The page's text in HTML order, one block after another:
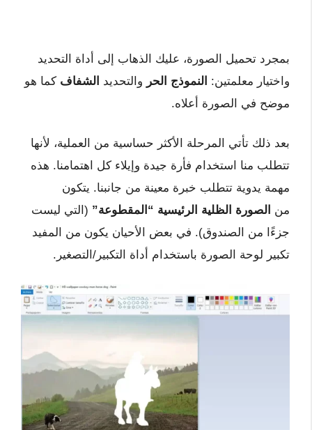
بمجرد تحميل الصورة، عليك الذهاب إلى أداة التحديد
واختيار معلمتين: النموذج الحر والتحديد الشفاف كما هو
موضح في الصورة أعلاه.
بعد ذلك تأتي المرحلة الأكثر حساسية من العملية، لأنها
تتطلب منا استخدام فأرة جيدة وإيلاء كل اهتمامنا. هذه
مهمة يدوية تتطلب خبرة معينة من جانبنا. يتكون
من الصورة الظلية الرئيسية “المقطوعة” (التي ليست
جزءًا من الصندوق). في بعض الأحيان يكون من المفيد
تكبير لوحة الصورة باستخدام أداة التكبير/التصغير.